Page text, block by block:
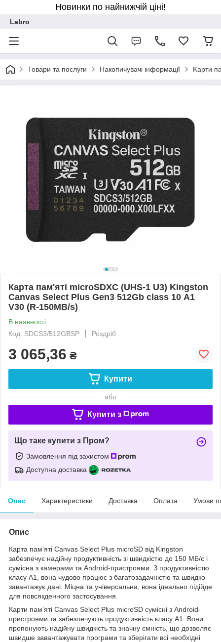
Новинки по найнижчій ціні!
Labro
Товари та послуги Накопичувачі інформації Kарти
Карта пам'яті microSDXC (UHS-1 U3) Kingston
Canvas Select Plus Gen3 512Gb class 10 А1
V30 (R-150MB/s)
В наявності
Код: SDCS3/512GBSP
Роздріб
3 065,36 ₴
Купити
або
Купити з
Що таке купити з Пром?
Замовлення під захистом
Доступна доставка
Опис Характеристики Доставка Оплата Умови
Опис
Карта пам’яті Canvas Select Plus microSD від Kingston
забезпечує надійну продуктивність зі швидкістю до 150 МБ/с і
сумісна з камерами та Android-пристроями. З продуктивністю
класу A1, вона чудово працює з багатозадачністю та швидко
завантажує дані. Міцна та універсальна, вона ідеально підійде
для повсякденного застосування.
Карти пам’яті Canvas Select Plus microSD сумісні з Android-
пристроями та забезпечують продуктивність класу A1. Вони
пропонують надійну швидкість та значну ємність, що дозволяє
швидше завантажувати програми та зберігати всі необхідні